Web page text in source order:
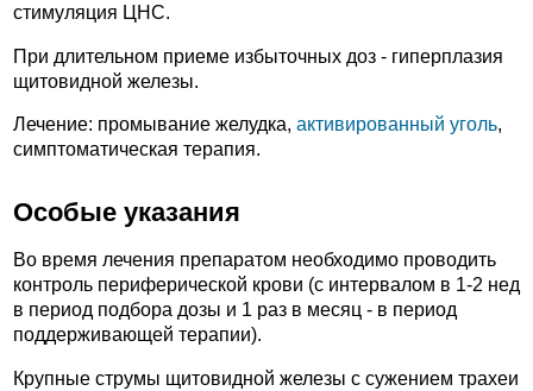
стимуляция ЦНС.
При длительном приеме избыточных доз - гиперплазия
щитовидной железы.
Лечение: промывание желудка, активированный уголь,
симптоматическая терапия.
Особые указания
Во время лечения препаратом необходимо проводить
контроль периферической крови (с интервалом в 1-2 нед
в период подбора дозы и 1 раз в месяц - в период
поддерживающей терапии).
Крупные струмы щитовидной железы с сужением трахеи